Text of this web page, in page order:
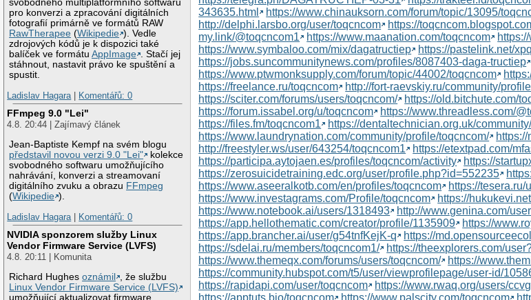
svobodného multiplatformního softwaru
pro konverzi a zpracování digitálních
fotografií primárně ve formátů RAW
RawTherapee (Wikipedie ). Vedle
zdrojových kódů je k dispozici také
balíček ve formátuAppImage . Stačí jej
stáhnout, nastavit právo ke spuštění a
spustit.
Ladislav Hagara
Komentářů: 0
FFmpeg 9.0 "Lei"
4.8. 20:44 | Zajímavý článek
Jean-Baptiste Kempf na svém blogu
představil novou verzi 9.0 "Lei"
kolekce
svobodného softwaru umožňujícího
nahrávání, konverzi a streamovaní
digitálního zvuku a obrazu FFmpeg
(Wikipedie ).
Ladislav Hagara
Komentářů: 0
NVIDIA sponzorem služby Linux
Vendor Firmware Service (LVFS)
4.8. 20:11 | Komunita
Richard Hughesoznámil
, že službu
Linux Vendor Firmware Service (LVFS)
umožňující aktualizovat firmware
343635.html
https://www.chinauksorn.com/forum/topic/13095/
http://delphi.larsbo.org/user/toqcncom
https://
my.link/@toqcncom1
https://www.maanation.com/toqcncom
https://www.symbaloo.com/mix/dagatructiep
https://pastelink.net/
https://jobs.suncommunitynews.com/profiles/8087403-daga-tructiep
https://www.ptwmonksupply.com/forum/topic/44002/toqcncom
https://freelance.ru/toqcncom
http://fort-raevskiy.ru/community/
https://sciter.com/forums/users/toqcncom/
https://old.bitchute.com/
https://forum.issabel.org/u/toqcncom
https://www.threadless.com/
https://files.fm/toqcncom1
https://dentaltechnician.org.uk/
https://www.laundrynation.com/community/profile/toqcncom/
http://freestyler.ws/user/643254/toqcncom1
https://etextpad.com/
https://participa.aytojaen.es/profiles/toqcncom/activity
https://
https://zerosuicidetraining.edc.org/user/profile.php?id=552235
https://www.aseeralkotb.com/en/profiles/toqcncom
https://tesera.ru/
https://www.investagrams.com/Profile/toqcncom
https://
https://www.notebook.ai/users/1318493
http://www.genina.com/
https://app.hellothematic.com/creator/profile/1135909
https://
https://app.brancher.ai/user/g54tnfKejK-q
https://
https://sdelai.ru/members/toqcncom1/
https://theexplorers.com/
https://www.themeqx.com/forums/users/toqcncom/
https://
https://community.hubspot.com/t5/user/viewprofilepage/user-id/
https://rapidapi.com/user/toqcncom
https://www.rwaq.org/users/
https://apptuts.bio/toqcncom
https://www.palscity.com/toqcncom